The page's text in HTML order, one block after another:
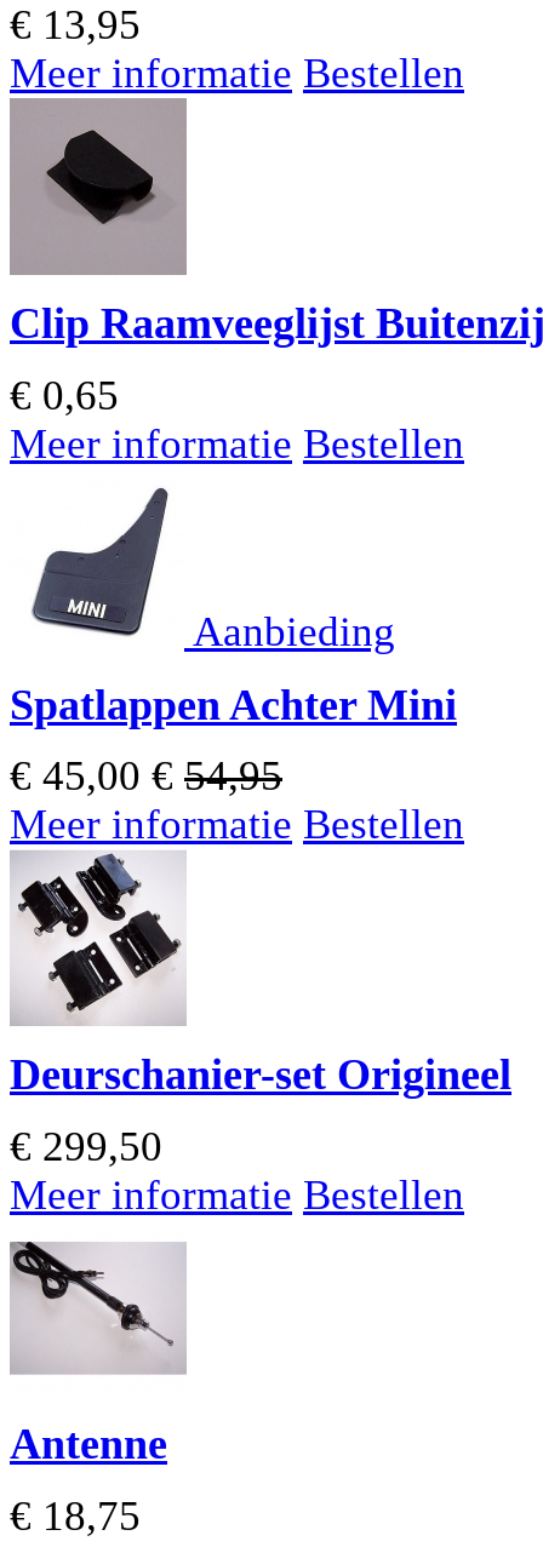
€ 13,95
Meer informatie Bestellen
Clip Raamveeglijst
€ 0,65
Meer informatie Bestellen
Aanbieding
Spatlappen Achter Mini
€ 45,00 € 54,95
Meer informatie Bestellen
Deurschanier-set Origineel
€ 299,50
Meer informatie Bestellen
Antenne
€ 18,75